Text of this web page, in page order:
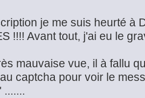
je me suis heurté à
!!!! Avant tout, j'ai eu le
mauvaise vue, il à fallu
captcha pour voir le
.......